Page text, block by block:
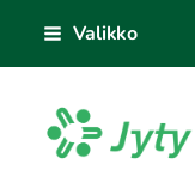
sisältöön
Valikko